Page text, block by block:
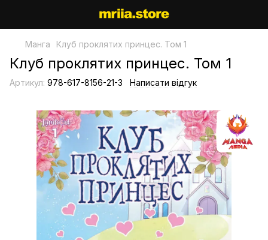
Манга Клуб проклятих принцес. Том 1
Клуб проклятих принцес. Том 1
Артикул: 978-617-8156-21-3 Написати відгук